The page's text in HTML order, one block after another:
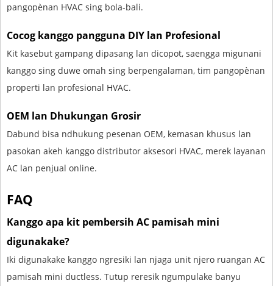
pangopènan HVAC sing bola-bali.
Cocog kanggo pangguna DIY lan Profesional
Kit kasebut gampang dipasang lan dicopot, saengga migunani
kanggo sing duwe omah sing berpengalaman, tim pangopènan
properti lan profesional HVAC.
OEM lan Dhukungan Grosir
Dabund bisa ndhukung pesenan OEM, kemasan khusus lan
pasokan akeh kanggo distributor aksesori HVAC, merek layanan
AC lan penjual online.
FAQ
Kanggo apa kit pembersih AC pamisah mini
digunakake?
Iki digunakake kanggo ngresiki lan njaga unit njero ruangan AC
pamisah mini ductless. Tutup reresik ngumpulake banyu